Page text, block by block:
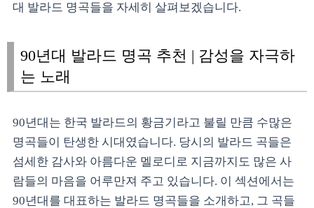
대 발라드 명곡들을 자세히 살펴보겠습니다.
90년대 발라드 명곡 추천 | 감성을 자극하
는 노래
90년대는 한국 발라드의 황금기라고 불릴 만큼 수많은
명곡들이 탄생한 시대였습니다. 당시의 발라드 곡들은
섬세한 감사와 아름다운 멜로디로 지금까지도 많은 사
람들의 마음을 어루만져 주고 있습니다. 이 섹션에서는
90년대를 대표하는 발라드 명곡들을 소개하고, 그 곡들